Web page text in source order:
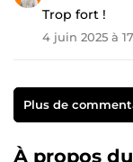
Trop fort !
4 juin 2025 à
Plus de
À propos